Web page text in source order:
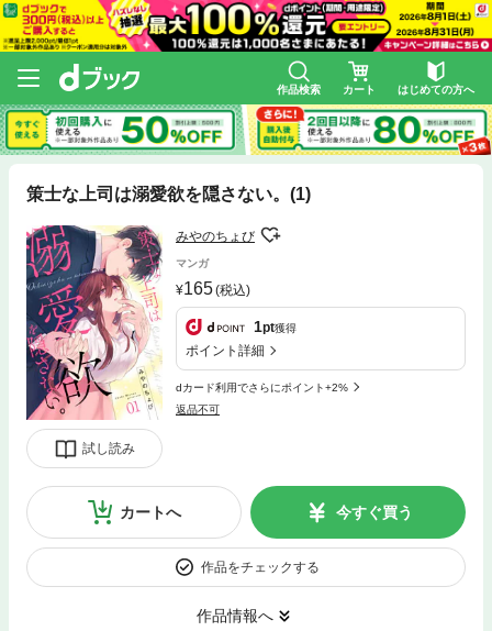
作品検索 カート はじめての方へ
策士な上司は溺愛欲を隠さない。(1)
試し読み
みやのちょび
マンガ
165(税込)
1pt獲得
ポイント詳細
dカード利用でさらにポイント+2%
返品不可
カートへ 今すぐ買う
作品をチェックする
作品情報へ